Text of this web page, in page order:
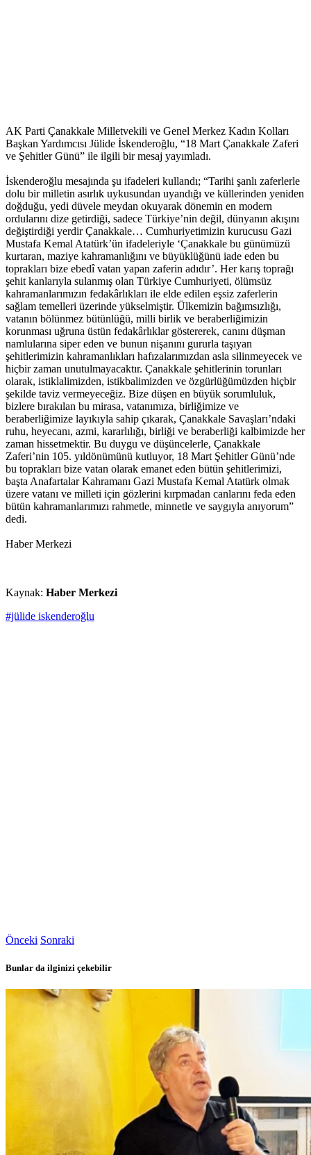
AK Parti Çanakkale Milletvekili ve Genel Merkez Kadın Kolları
Başkan Yardımcısı Jülide İskenderoğlu, “18 Mart Çanakkale Zaferi
ve Şehitler Günü” ile ilgili bir mesaj yayımladı.
İskenderoğlu mesajında şu ifadeleri kullandı; “Tarihi şanlı zaferlerle
dolu bir milletin asırlık uykusundan uyandığı ve küllerinden yeniden
doğduğu, yedi düvele meydan okuyarak dönemin en modern
ordularını dize getirdiği, sadece Türkiye’nin değil, dünyanın akışını
değiştirdiği yerdir Çanakkale… Cumhuriyetimizin kurucusu Gazi
Mustafa Kemal Atatürk’ün ifadeleriyle ‘Çanakkale bu günümüzü
kurtaran, maziye kahramanlığını ve büyüklüğünü iade eden bu
toprakları bize ebedî vatan yapan zaferin adıdır’. Her karış toprağı
şehit kanlarıyla sulanmış olan Türkiye Cumhuriyeti, ölümsüz
kahramanlarımızın fedakârlıkları ile elde edilen eşsiz zaferlerin
sağlam temelleri üzerinde yükselmiştir. Ülkemizin bağımsızlığı,
vatanın bölünmez bütünlüğü, milli birlik ve beraberliğimizin
korunması uğruna üstün fedakârlıklar göstererek, canını düşman
namlularına siper eden ve bunun nişanını gururla taşıyan
şehitlerimizin kahramanlıkları hafızalarımızdan asla silinmeyecek ve
hiçbir zaman unutulmayacaktır. Çanakkale şehitlerinin torunları
olarak, istiklalimizden, istikbalimizden ve özgürlüğümüzden hiçbir
şekilde taviz vermeyeceğiz. Bize düşen en büyük sorumluluk,
bizlere bırakılan bu mirasa, vatanımıza, birliğimize ve
beraberliğimize layıkıyla sahip çıkarak, Çanakkale Savaşları’ndaki
ruhu, heyecanı, azmi, kararlılığı, birliği ve beraberliği kalbimizde her
zaman hissetmektir. Bu duygu ve düşüncelerle, Çanakkale
Zaferi’nin 105. yıldönümünü kutluyor, 18 Mart Şehitler Günü’nde
bu toprakları bize vatan olarak emanet eden bütün şehitlerimizi,
başta Anafartalar Kahramanı Gazi Mustafa Kemal Atatürk olmak
üzere vatanı ve milleti için gözlerini kırpmadan canlarını feda eden
bütün kahramanlarımızı rahmetle, minnetle ve saygıyla anıyorum”
dedi.
Haber Merkezi
Kaynak: Haber Merkezi
#jülide iskenderoğlu
Önceki Sonraki
Bunlar da ilginizi çekebilir